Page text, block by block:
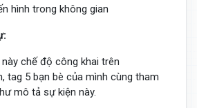
hình trong không gian
chế độ công khai trên
tag 5 bạn bè của mình cùng tham
mô tả sự kiện này.